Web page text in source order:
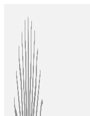
contenido